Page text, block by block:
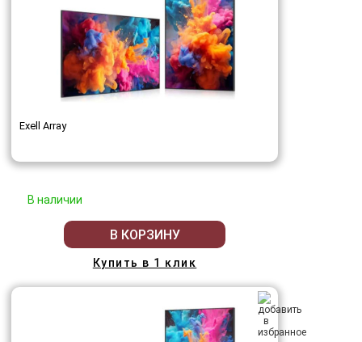
Exell Array
В наличии
В КОРЗИНУ
Купить в 1 клик